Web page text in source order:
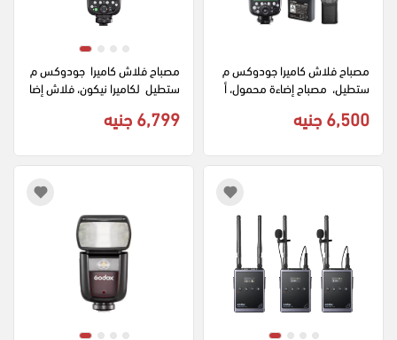
مصباح فلاش كاميرا جودوكس م
ستطيل،  مصباح إضاءة محمول، أ
6,500 جنيه
مصباح فلاش كاميرا  جودوكس م
ستطيل  لكاميرا نيكون، فلاش إضا
6,799 جنيه